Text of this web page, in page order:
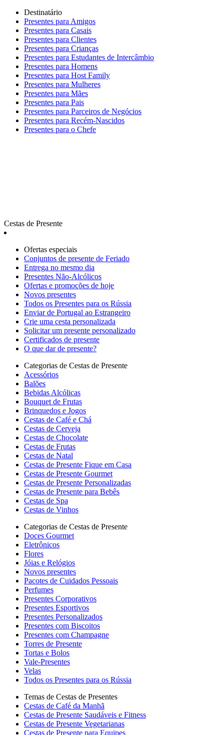
Destinatário
Presentes para Amigos
Presentes para Casais
Presentes para Clientes
Presentes para Crianças
Presentes para Estudantes de Intercâmbio
Presentes para Homens
Presentes para Host Family
Presentes para Mulheres
Presentes para Mães
Presentes para Pais
Presentes para Parceiros de Negócios
Presentes para Recém-Nascidos
Presentes para o Chefe
Cestas de Presente
Ofertas especiais
Сonjuntos de presente de Feriado
Entrega no mesmo dia
Presentes Não-Alcólicos
Ofertas e promoções de hoje
Novos presentes
Todos os Presentes para os Rússia
Enviar de Portugal ao Estrangeiro
Crie uma cesta personalizada
Solicitar um presente personalizado
Certificados de presente
O que dar de presente?
Categorias de Cestas de Presente
Acessórios
Balões
Bebidas Alcólicas
Bouquet de Frutas
Brinquedos e Jogos
Cestas de Café e Chá
Cestas de Cerveja
Cestas de Chocolate
Cestas de Frutas
Cestas de Natal
Cestas de Presente Fique em Casa
Cestas de Presente Gourmet
Cestas de Presente Personalizadas
Cestas de Presente para Bebês
Cestas de Spa
Cestas de Vinhos
Categorias de Cestas de Presente
Doces Gourmet
Eletrônicos
Flores
Jóias e Relógios
Novos presentes
Pacotes de Cuidados Pessoais
Perfumes
Presentes Corporativos
Presentes Esportivos
Presentes Personalizados
Presentes com Biscoitos
Presentes com Champagne
Torres de Presente
Tortas e Bolos
Vale-Presentes
Velas
Todos os Presentes para os Rússia
Temas de Cestas de Presentes
Cestas de Café da Manhã
Cestas de Presente Saudáveis e Fitness
Cestas de Presente Vegetarianas
Cestas de Presente para Equipes